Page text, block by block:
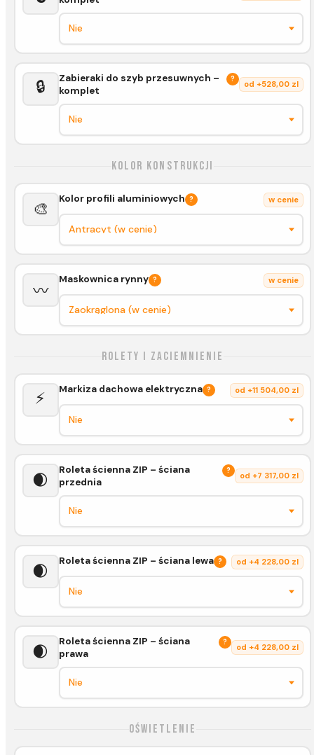
🔒
Zabieraki do szyb przesuwnych –
komplet
?
od +528,00 zl
Kolor konstrukcji
🎨
Kolor profili aluminiowych ? w cenie
〰️
Maskownica rynny ? w cenie
Rolety i zaciemnienie
⚡ Markiza dachowa elektryczna ? od +11 504,00 zl
🌒
Roleta ścienna ZIP – ściana
przednia
?
od +7 317,00 zl
🌒
Roleta ścienna ZIP – ściana lewa ? od +4 228,00 zl
🌒
Roleta ścienna ZIP – ściana
prawa
?
od +4 228,00 zl
Oświetlenie